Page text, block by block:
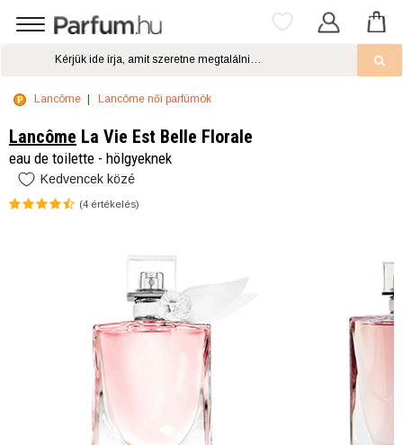
Lancôme Lancôme női parfümök
Lancôme La Vie Est Belle Florale
eau de toilette - hölgyeknek
Kedvencek közé
(4 értékelés)